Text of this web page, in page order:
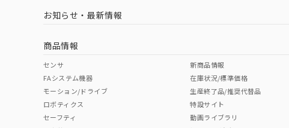
中国 RoHS 注意事項・凡例
中国 RoHS表
Pb Hg Cr(VI)
お知らせ・最新情報
商品情報
センサ
FAシステム機器
モーション/ドライブ
ロボティクス
セーフティ
新商品情報
在庫状況/標準価格
生産終了品/推奨代替品
特設サイト
動画ライブラリ